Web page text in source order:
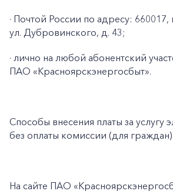
· Почтой России по адресу: 660017,
ул. Дубровинского, д. 43;
· лично на любой абонентский
ПАО «Красноярскэнергосбыт».
Способы внесения платы за услугу
без оплаты комиссии (для
На сайте ПАО